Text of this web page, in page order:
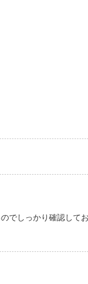
でしっかり確認してお